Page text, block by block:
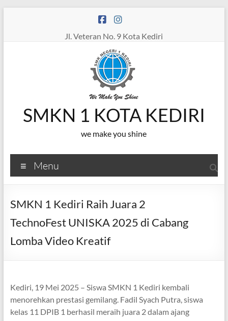
Jl. Veteran No. 9 Kota Kediri
SMKN 1 KOTA KEDIRI
we make you shine
Menu
SMKN 1 Kediri Raih Juara 2
TechnoFest UNISKA 2025 di Cabang
Lomba Video Kreatif
Kediri, 19 Mei 2025 – Siswa SMKN 1 Kediri kembali
menorehkan prestasi gemilang. Fadil Syach Putra, siswa
kelas 11 DPIB 1 berhasil meraih juara 2 dalam ajang